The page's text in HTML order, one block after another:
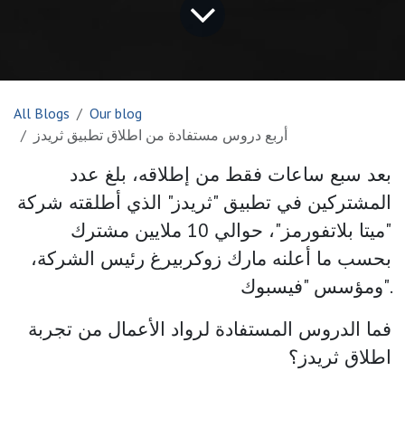
All Blogs
Our blog
أربع دروس مستفادة من اطلاق تطبيق ثريدز
بعد سبع ساعات فقط من إطلاقه، بلغ عدد
المشتركين في تطبيق "ثريدز" الذي أطلقته شركة
"ميتا بلاتفورمز"، حوالي 10 ملايين مشترك
بحسب ما أعلنه مارك زوكربيرغ رئيس الشركة،
ومؤسس "فيسبوك".
فما الدروس المستفادة لرواد الأعمال من تجربة
اطلاق ثريدز؟